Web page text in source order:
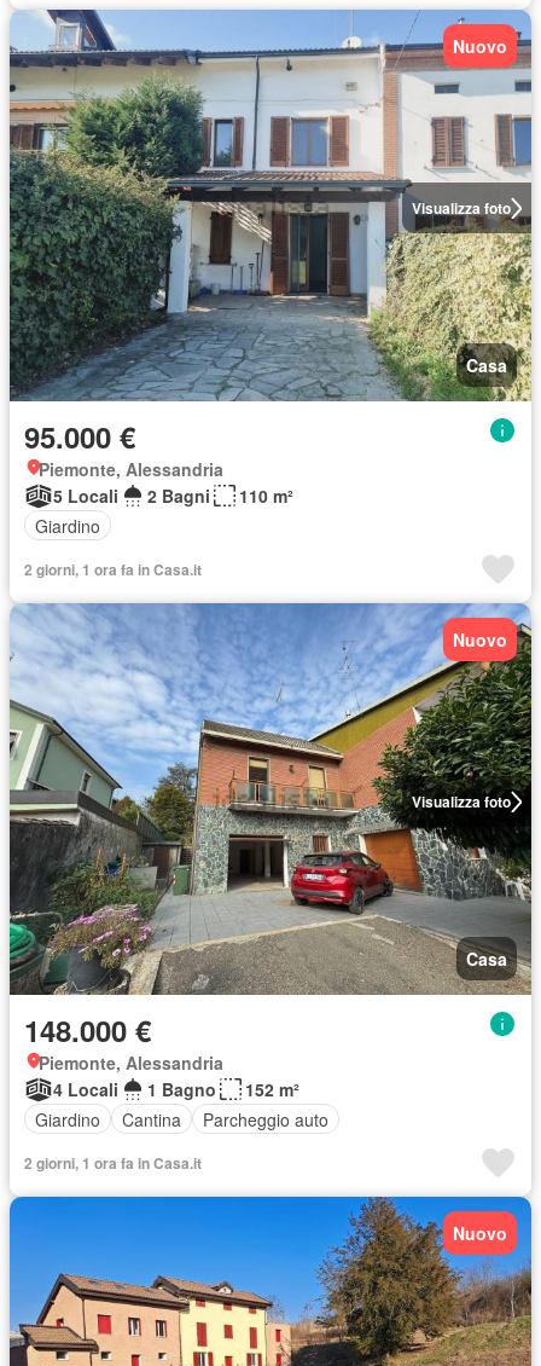
Visualizza foto
Nuovo
Casa
95.000 €
Piemonte, Alessandria
5 Locali
2 Bagni
110 m²
Giardino
2 giorni, 1 ora fa in Casa.it
Visualizza foto
Nuovo
Casa
148.000 €
Piemonte, Alessandria
4 Locali
1 Bagno
152 m²
Giardino
Cantina Parcheggio auto
2 giorni, 1 ora fa in Casa.it
Nuovo